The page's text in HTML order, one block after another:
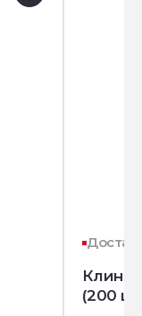
Клин
(200